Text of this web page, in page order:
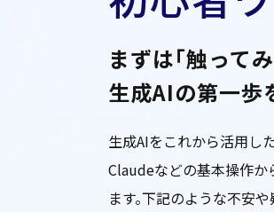
まずは「触って
生成AIの第一歩
生成AIをこれから活用し
Claudeなどの基本操作か
ます。下記のような不安